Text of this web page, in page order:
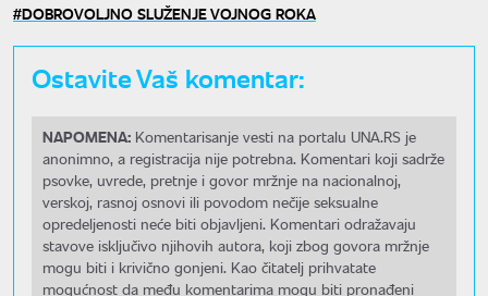
DOBROVOLJNO SLUŽENJE VOJNOG ROKA
Ostavite Vaš komentar:
NAPOMENA: Komentarisanje vesti na portalu UNA.RS je
anonimno, a registracija nije potrebna. Komentari koji sadrže
psovke, uvrede, pretnje i govor mržnje na nacionalnoj,
verskoj, rasnoj osnovi ili povodom nečije seksualne
opredeljenosti neće biti objavljeni. Komentari odražavaju
stavove isključivo njihovih autora, koji zbog govora mržnje
mogu biti i krivično gonjeni. Kao čitatelj prihvatate
mogućnost da među komentarima mogu biti pronađeni